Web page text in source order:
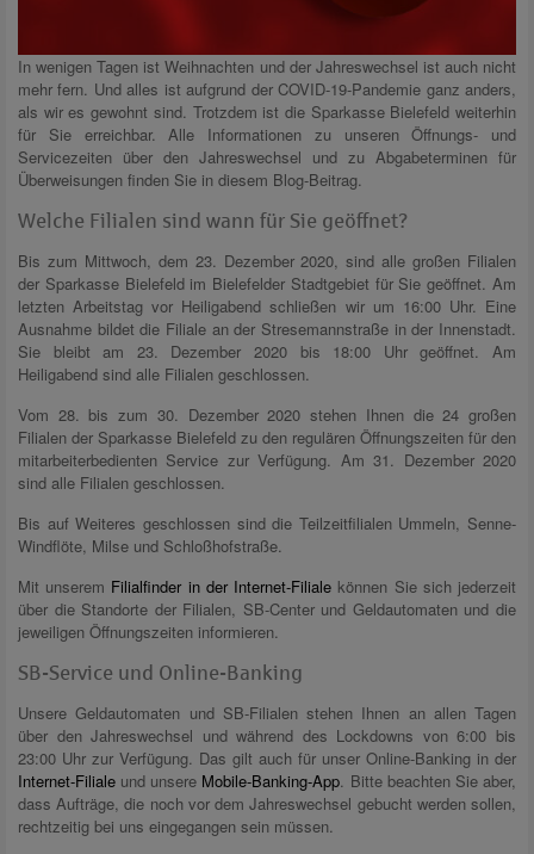
In wenigen Tagen ist Weihnachten und der Jahreswechsel ist auch nicht
mehr fern. Und alles ist aufgrund der COVID-19-Pandemie ganz anders,
als wir es gewohnt sind. Trotzdem ist die Sparkasse Bielefeld weiterhin
für Sie erreichbar. Alle Informationen zu unseren Öffnungs- und
Servicezeiten über den Jahreswechsel und zu Abgabeterminen für
Überweisungen finden Sie in diesem Blog-Beitrag.
Welche Filialen sind wann für Sie geöffnet?
Bis zum Mittwoch, dem 23. Dezember 2020, sind alle großen Filialen
der Sparkasse Bielefeld im Bielefelder Stadtgebiet für Sie geöffnet. Am
letzten Arbeitstag vor Heiligabend schließen wir um 16:00 Uhr. Eine
Ausnahme bildet die Filiale an der Stresemannstraße in der Innenstadt.
Sie bleibt am 23. Dezember 2020 bis 18:00 Uhr geöffnet. Am
Heiligabend sind alle Filialen geschlossen.
Vom 28. bis zum 30. Dezember 2020 stehen Ihnen die 24 großen
Filialen der Sparkasse Bielefeld zu den regulären Öffnungszeiten für den
mitarbeiterbedienten Service zur Verfügung. Am 31. Dezember 2020
sind alle Filialen geschlossen.
Bis auf Weiteres geschlossen sind die Teilzeitfilialen Ummeln, Senne-
Windflöte, Milse und Schloßhofstraße.
Mit unserem Filialfinder in der Internet-Filiale können Sie sich jederzeit
über die Standorte der Filialen, SB-Center und Geldautomaten und die
jeweiligen Öffnungszeiten informieren.
SB-Service und Online-Banking
Unsere Geldautomaten und SB-Filialen stehen Ihnen an allen Tagen
über den Jahreswechsel und während des Lockdowns von 6:00 bis
23:00 Uhr zur Verfügung. Das gilt auch für unser Online-Banking in der
Internet-Filiale und unsere Mobile-Banking-App. Bitte beachten Sie aber,
dass Aufträge, die noch vor dem Jahreswechsel gebucht werden sollen,
rechtzeitig bei uns eingegangen sein müssen.